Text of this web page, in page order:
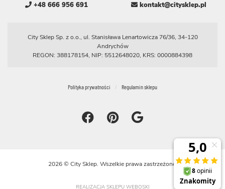
+48 666 956 691 kontakt@citysklep.pl
City Sklep Sp. z o.o., ul. Stanisława Lenartowicza 76/36, 34-120
Andrychów
REGON: 388178154, NIP: 5512648020, KRS: 0000884398
Polityka prywatności Regulamin sklepu
2026 © City Sklep. Wszelkie prawa zastrzeżone.
REALIZACJA SKLEPU WEBOSKI